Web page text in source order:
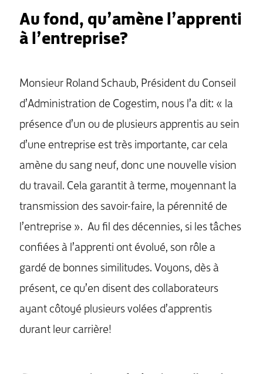
Au fond, qu’amène l’apprenti
à l’entreprise?
Monsieur Roland Schaub, Président du Conseil
d’Administration de Cogestim, nous l’a dit: « la
présence d’un ou de plusieurs apprentis au sein
d’une entreprise est très importante, car cela
amène du sang neuf, donc une nouvelle vision
du travail. Cela garantit à terme, moyennant la
transmission des savoir-faire, la pérennité de
l’entreprise ». Au fil des décennies, si les tâches
confiées à l’apprenti ont évolué, son rôle a
gardé de bonnes similitudes. Voyons, dès à
présent, ce qu’en disent des collaborateurs
ayant côtoyé plusieurs volées d’apprentis
durant leur carrière!